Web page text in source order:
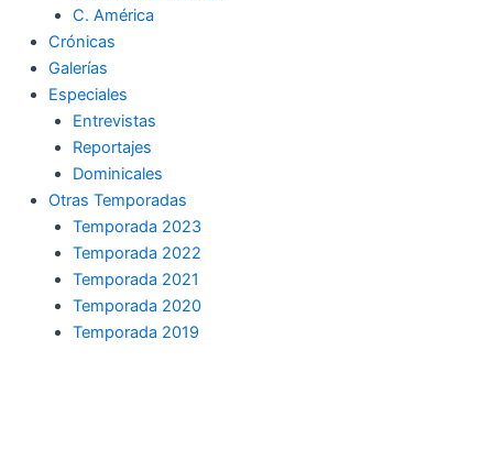
C. América
Crónicas
Galerías
Especiales
Entrevistas
Reportajes
Dominicales
Otras Temporadas
Temporada 2023
Temporada 2022
Temporada 2021
Temporada 2020
Temporada 2019